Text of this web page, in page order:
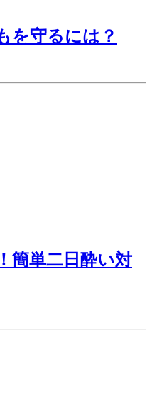
を守るには？
簡単二日酔い対